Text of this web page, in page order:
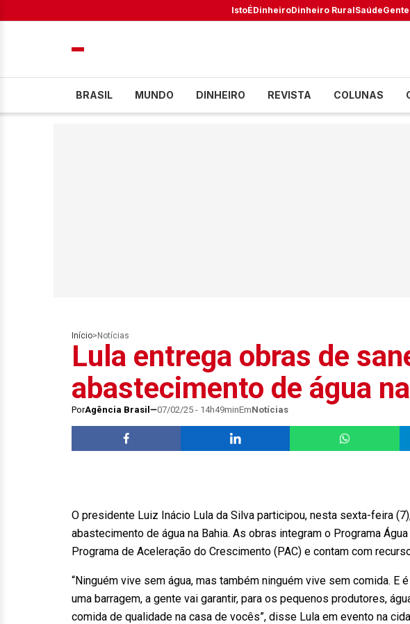
IstoÉDinheiroDinheiro RuralSaúdeGente
BRASIL MUNDO DINHEIRO REVISTA COLUNAS
Início> Notícias
Lula entrega obras de
abastecimento de água
PorAgência Brasil 07/02/25 - 14h49minEmNotícias
O presidente Luiz Inácio Lula da Silva participou, nesta sexta-feira
abastecimento de água na Bahia. As obras integram o Programa
Programa de Aceleração do Crescimento (PAC) e contam com
“Ninguém vive sem água, mas também ninguém vive sem comida.
uma barragem, a gente vai garantir, para os pequenos produtores,
comida de qualidade na casa de vocês”, disse Lula em evento na